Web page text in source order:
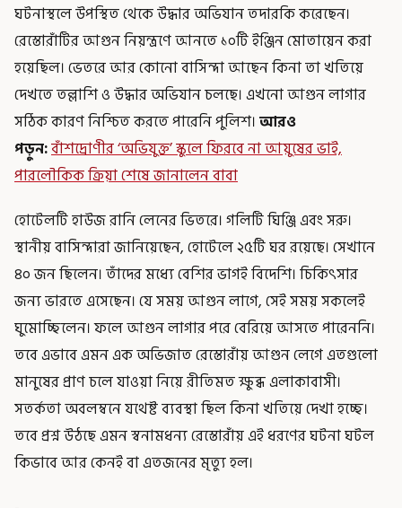
ঘটনাস্থলে উপস্থিত থেকে উদ্ধার অভিযান তদারকি করেছেন।
রেস্তোরাঁটির আগুন নিয়ন্ত্রণে আনতে ১০টি ইঞ্জিন মোতায়েন করা
হয়েছিল। ভেতরে আর কোনো বাসিন্দা আছেন কিনা তা খতিয়ে
দেখতে তল্লাশি ও উদ্ধার অভিযান চলছে। এখনো আগুন লাগার
সঠিক কারণ নিশ্চিত করতে পারেনি পুলিশ।আরও
পড়ুন:বাঁশদ্রোণীর ‘অভিযুক্ত’ স্কুলে ফিরবে না আয়ুষের ভাই,
পারলৌকিক ক্রিয়া শেষে জানালেন বাবা
হোটেলটি হাউজ রানি লেনের ভিতরে। গলিটি ঘিঞ্জি এবং সরু।
স্থানীয় বাসিন্দারা জানিয়েছেন, হোটেলে ২৫টি ঘর রয়েছে। সেখানে
৪০ জন ছিলেন। তাঁদের মধ্যে বেশির ভাগই বিদেশি। চিকিৎসার
জন্য ভারতে এসেছেন। যে সময় আগুন লাগে, সেই সময় সকলেই
ঘুমোচ্ছিলেন। ফলে আগুন লাগার পরে বেরিয়ে আসতে পারেননি।
তবে এভাবে এমন এক অভিজাত রেস্তোরাঁয় আগুন লেগে এতগুলো
মানুষের প্রাণ চলে যাওয়া নিয়ে রীতিমত ক্ষুব্ধ এলাকাবাসী।
সতর্কতা অবলম্বনে যথেষ্ট ব্যবস্থা ছিল কিনা খতিয়ে দেখা হচ্ছে।
তবে প্রশ্ন উঠছে এমন স্বনামধন্য রেস্তোরাঁয় এই ধরণের ঘটনা ঘটল
কিভাবে আর কেনই বা এতজনের মৃত্যু হল।